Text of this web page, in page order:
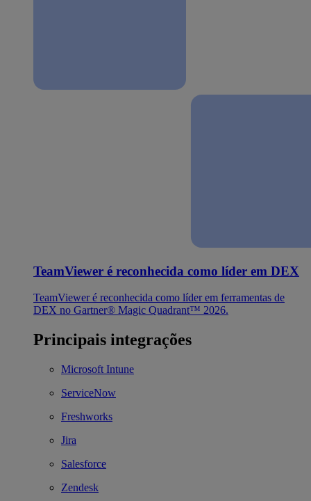
TeamViewer é reconhecida como líder em DEX
TeamViewer é reconhecida como líder em ferramentas de
DEX no Gartner® Magic Quadrant™ 2026.
Principais integrações
Microsoft Intune
ServiceNow
Freshworks
Jira
Salesforce
Zendesk